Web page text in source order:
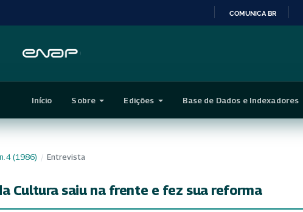
CONTEÚDO
COMUNICA BR
Início Sobre Edições Base de Dados e Indexadores
4 (1986) / Entrevista
Cultura saiu na frente e fez sua reforma